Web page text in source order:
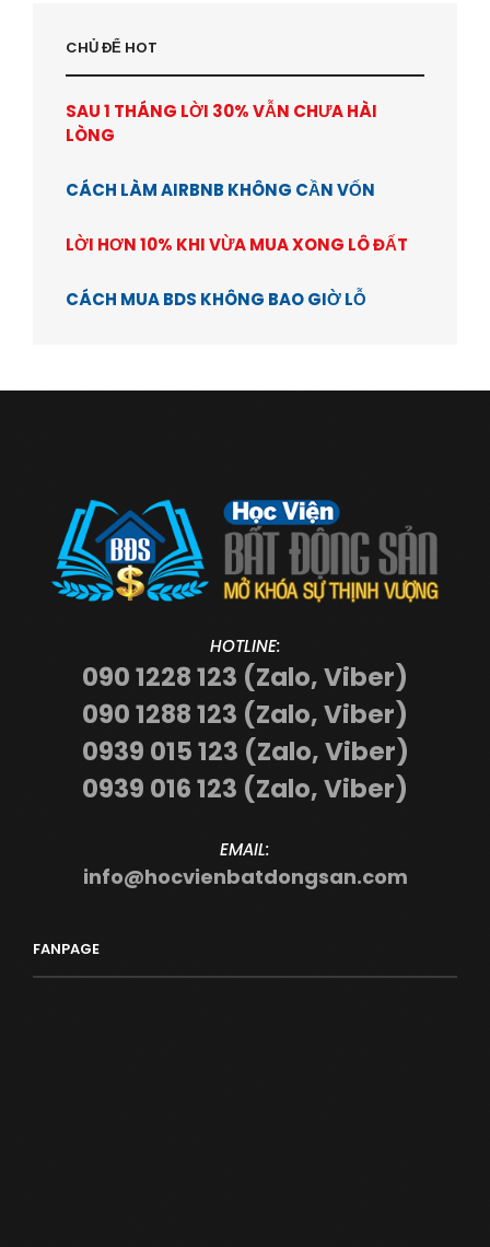
CHỦ ĐỂ HOT
SAU 1 THÁNG LỜI 30% VẪN CHƯA HÀI
LÒNG
CÁCH LÀM AIRBNB KHÔNG CẦN VỐN
LỜI HƠN 10% KHI VỪA MUA XONG LÔ ĐẤT
CÁCH MUA BDS KHÔNG BAO GIỜ LỖ
HOTLINE:
090 1228 123 (Zalo, Viber)
090 1288 123 (Zalo, Viber)
0939 015 123 (Zalo, Viber)
0939 016 123 (Zalo, Viber)
EMAIL:
info@hocvienbatdongsan.com
FANPAGE